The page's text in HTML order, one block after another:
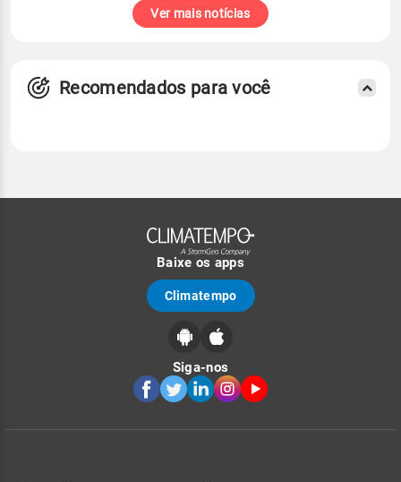
Ver mais notícias
Recomendados para você
Baixe os apps
Climatempo
Siga-nos